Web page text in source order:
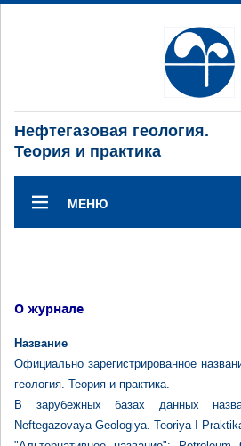
Нефтегазовая геология.
Теория и практика
МЕНЮ
О журнале
Название
Официально зарегистрированное
геология. Теория и практика.
В зарубежных базах данных
Neftegazovaya Geologiya. Teoriya I